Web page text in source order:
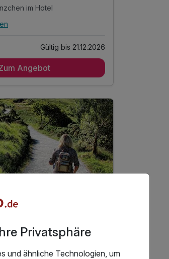
im Hotel
vom Buffet
und einem Stück
Land**
und Saunabereichs
Hotel
Gültig bis 21.12.2026
Angebot
ab 195 €
Gesamt ab
Privatsphäre
und ähnliche Technologien, um